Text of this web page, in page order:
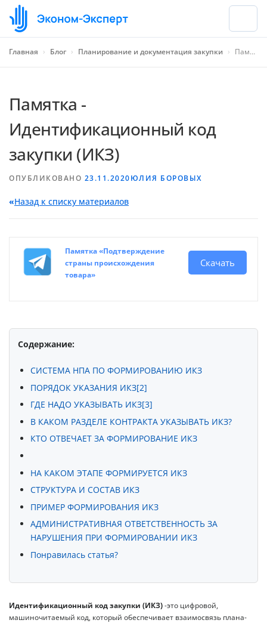
Главная › Блог › Планирование и документация закупки › Памятка - Идентификационный код закупки (ИКЗ)
Памятка -
Идентификационный код
закупки (ИКЗ)
ОПУБЛИКОВАНО 23.11.2020ЮЛИЯ БОРОВЫХ
«Назад к списку материалов
Памятка «Подтверждение
страны происхождения
товара»
Скачать
Содержание:
СИСТЕМА НПА ПО ФОРМИРОВАНИЮ ИКЗ
ПОРЯДОК УКАЗАНИЯ ИКЗ[2]
ГДЕ НАДО УКАЗЫВАТЬ ИКЗ[3]
В КАКОМ РАЗДЕЛЕ КОНТРАКТА УКАЗЫВАТЬ ИКЗ?
КТО ОТВЕЧАЕТ ЗА ФОРМИРОВАНИЕ ИКЗ
НА КАКОМ ЭТАПЕ ФОРМИРУЕТСЯ ИКЗ
СТРУКТУРА И СОСТАВ ИКЗ
ПРИМЕР ФОРМИРОВАНИЯ ИКЗ
АДМИНИСТРАТИВНАЯ ОТВЕТСТВЕННОСТЬ ЗА
НАРУШЕНИЯ ПРИ ФОРМИРОВАНИИ ИКЗ
Понравилась статья?
Идентификационный код закупки (ИКЗ)-это цифровой,
машиночитаемый код, который обеспечивает взаимосвязь плана-